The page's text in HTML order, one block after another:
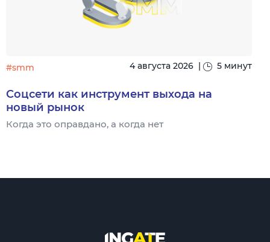
#smm 4 августа 2026 5 минут
Соцсети как инструмент выхода на
новый рынок
Когда это оправдано, а когда нет